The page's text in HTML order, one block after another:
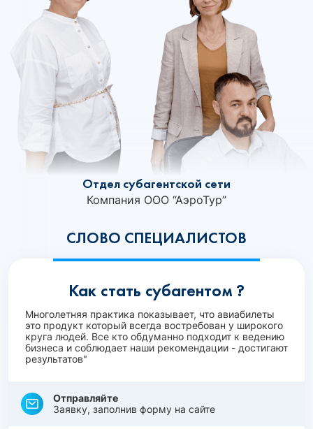
СЛОВО СПЕЦИАЛИСТОВ
Отдел субагентской сети
Компания ООО “АэроТур”
Как стать субагентом ?
Многолетняя практика показывает, что авиабилеты
это продукт который всегда востребован у широкого
круга людей. Все кто обдуманно подходит к ведению
бизнеса и соблюдает наши рекомендации - достигают
результатов"
Отправляйте
Заявку, заполнив форму на сайте